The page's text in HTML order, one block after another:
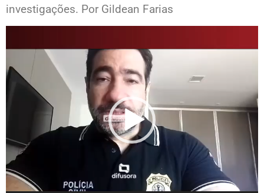
investigações. Por Gildean Farias
de
vídeo